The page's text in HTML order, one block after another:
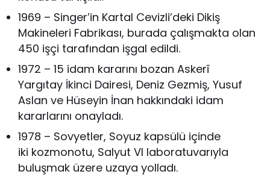
1969 – Singer’in Kartal Cevizli’deki Dikiş
Makineleri Fabrikası, burada çalışmakta olan
450 işçi tarafından işgal edildi.
1972 – 15 idam kararını bozan Askerî
Yargıtay İkinci Dairesi, Deniz Gezmiş, Yusuf
Aslan ve Hüseyin İnan hakkındaki idam
kararlarını onayladı.
1978 – Sovyetler, Soyuz kapsülü içinde
iki kozmonotu, Salyut VI laboratuvarıyla
buluşmak üzere uzaya yolladı.